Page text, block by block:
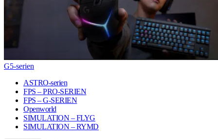
G5-serien
ASTRO-serien
FPS – PRO-SERIEN
FPS – G-SERIEN
Openworld
SIMULATION – FLYG
SIMULATION – RYMD